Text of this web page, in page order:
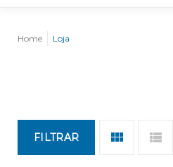
Home Loja
FILTRAR